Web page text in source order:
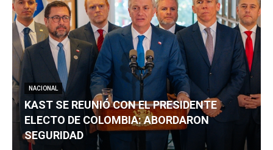
NACIONAL
KAST SE REUNIÓ CON EL PRESIDENTE
ELECTO DE COLOMBIA: ABORDARON
SEGURIDAD